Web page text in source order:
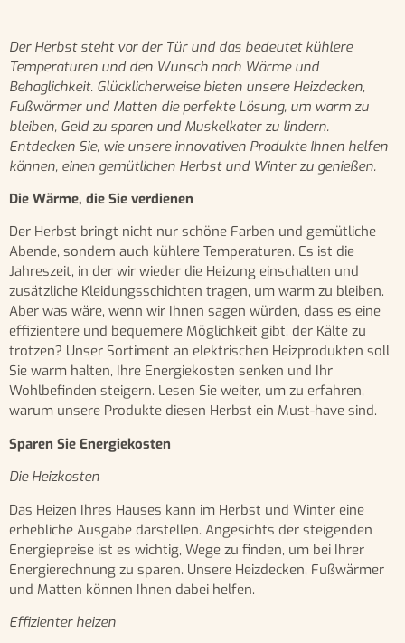
Der Herbst steht vor der Tür und das bedeutet kühlere
Temperaturen und den Wunsch nach Wärme und
Behaglichkeit. Glücklicherweise bieten unsere Heizdecken,
Fußwärmer und Matten die perfekte Lösung, um warm zu
bleiben, Geld zu sparen und Muskelkater zu lindern.
Entdecken Sie, wie unsere innovativen Produkte Ihnen helfen
können, einen gemütlichen Herbst und Winter zu genießen.
Die Wärme, die Sie verdienen
Der Herbst bringt nicht nur schöne Farben und gemütliche
Abende, sondern auch kühlere Temperaturen. Es ist die
Jahreszeit, in der wir wieder die Heizung einschalten und
zusätzliche Kleidungsschichten tragen, um warm zu bleiben.
Aber was wäre, wenn wir Ihnen sagen würden, dass es eine
effizientere und bequemere Möglichkeit gibt, der Kälte zu
trotzen? Unser Sortiment an elektrischen Heizprodukten soll
Sie warm halten, Ihre Energiekosten senken und Ihr
Wohlbefinden steigern. Lesen Sie weiter, um zu erfahren,
warum unsere Produkte diesen Herbst ein Must-have sind.
Sparen Sie Energiekosten
Die Heizkosten
Das Heizen Ihres Hauses kann im Herbst und Winter eine
erhebliche Ausgabe darstellen. Angesichts der steigenden
Energiepreise ist es wichtig, Wege zu finden, um bei Ihrer
Energierechnung zu sparen. Unsere Heizdecken, Fußwärmer
und Matten können Ihnen dabei helfen.
Effizienter heizen